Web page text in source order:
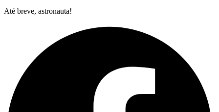
Até breve, astronauta!